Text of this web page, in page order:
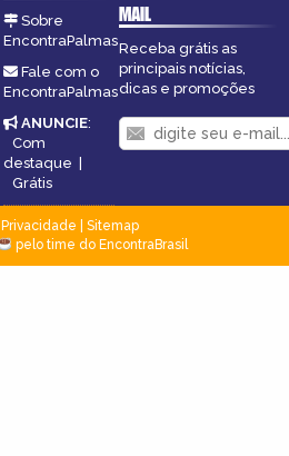
Sobre
EncontraPalmas
Fale com o
EncontraPalmas
ANUNCIE:
Com
destaque |
Grátis
MAIL
Receba grátis as
principais notícias,
dicas e promoções
Privacidade
Sitemap
pelo time do EncontraBrasil